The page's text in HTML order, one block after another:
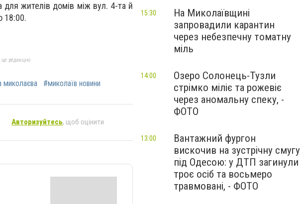
жителів домів між вул. 4-та й
18:00.
це редакцію
миколаєва #миколаїв новини
Авторизуйтесь, щоб оцінити
На Миколаївщині
запровадили карантин
через небезпечну томатну
міль
15:30
Озеро Солонець-Тузли
стрімко міліє та рожевіє
через аномальну спеку, -
ФОТО
14:00
Вантажний фургон
вискочив на зустрічну смугу
під Одесою: у ДТП загинули
троє осіб та восьмеро
травмовані, - ФОТО
13:00